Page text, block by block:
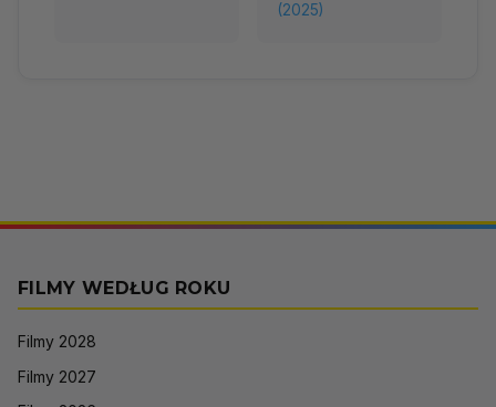
(2025)
FILMY WEDŁUG ROKU
Filmy 2028
Filmy 2027